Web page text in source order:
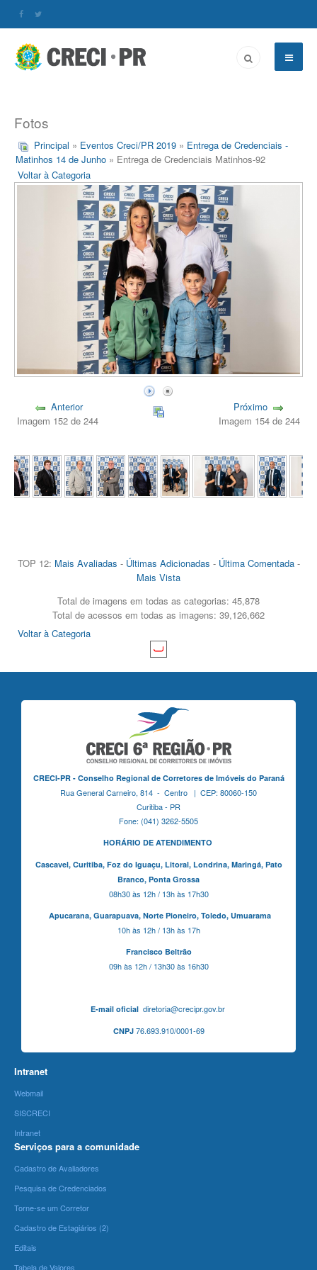
Fotos
Principal » Eventos Creci/PR 2019 » Entrega de Credenciais -
Matinhos 14 de Junho » Entrega de Credenciais Matinhos-92
Voltar à Categoria
Anterior
Imagem 152 de 244
Próximo
Imagem 154 de 244
TOP 12: Mais Avaliadas - Últimas Adicionadas - Última Comentada-
Mais Vista
Total de imagens em todas as categorias: 45,878
Total de acessos em todas as imagens: 39,126,662
Voltar à Categoria
CRECI-PR - Conselho Regional de Corretores de Imóveis do Paraná
Rua General Carneiro, 814 - Centro | CEP: 80060-150
Curitiba - PR
Fone: (041) 3262-5505
HORÁRIO DE ATENDIMENTO
Cascavel, Curitiba,Foz do Iguaçu, Litoral, Londrina, Maringá, Pato
Branco, Ponta Grossa
08h30 às 12h / 13h às 17h30
Apucarana, Guarapuava, Norte Pioneiro, Toledo, Umuarama
10h às 12h / 13h às 17h
Francisco Beltrão
09h às 12h / 13h30 às 16h30
E-mail oficialdiretoria@crecipr.gov.br
CNPJ76.693.910/0001-69
Intranet
Webmail
SISCRECI
Intranet
Serviços para a comunidade
Cadastro de Avaliadores
Pesquisa de Credenciados
Torne-se um Corretor
Cadastro de Estagiários (2)
Editais
Tabela de Valores